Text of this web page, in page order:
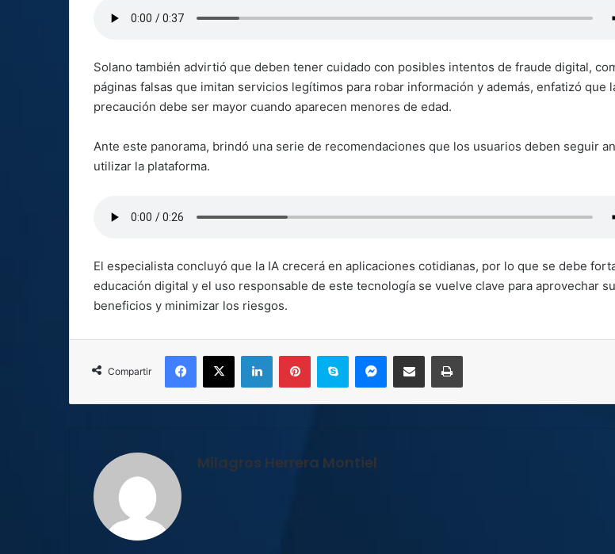
Solano también advirtió que deben tener cuidado con posibles intentos de fraude digital,
páginas falsas que imitan servicios legítimos para robar información y además, enfatizó que
precaución debe ser mayor cuando aparecen menores de edad.
Ante este panorama, brindó una serie de recomendaciones que los usuarios deben seguir
utilizar la plataforma.
El especialista concluyó que la IA crecerá en aplicaciones cotidianas, por lo que se debe
educación digital y el uso responsable de este tecnología se vuelve clave para aprovechar
beneficios y minimizar los riesgos.
Compartir
Facebook
X LinkedInPinterestSkype MessengerCompartir por correo electrónicoImprimir
Milagros Herrera Montiel